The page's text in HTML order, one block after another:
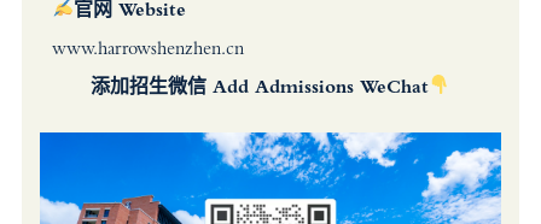
官网 Website
www.harrowshenzhen.cn
添加招生微信 Add Admissions WeChat